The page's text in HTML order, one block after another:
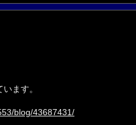
ます。
blog/43687431/